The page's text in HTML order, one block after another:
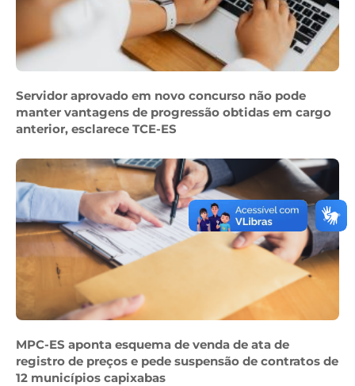
Servidor aprovado em novo concurso não pode
manter vantagens de progressão obtidas em cargo
anterior, esclarece TCE-ES
MPC-ES aponta esquema de venda de ata de
registro de preços e pede suspensão de contratos de
12 municípios capixabas